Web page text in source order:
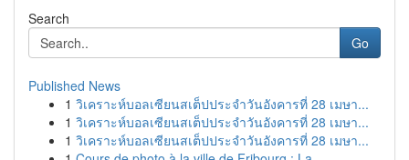
Search
Go
Published News
1 วิเคราะห์บอลเซียนสเต็ปประจำวันอังคารที่ 28 เมษา...
1 วิเคราะห์บอลเซียนสเต็ปประจำวันอังคารที่ 28 เมษา...
1 วิเคราะห์บอลเซียนสเต็ปประจำวันอังคารที่ 28 เมษา...